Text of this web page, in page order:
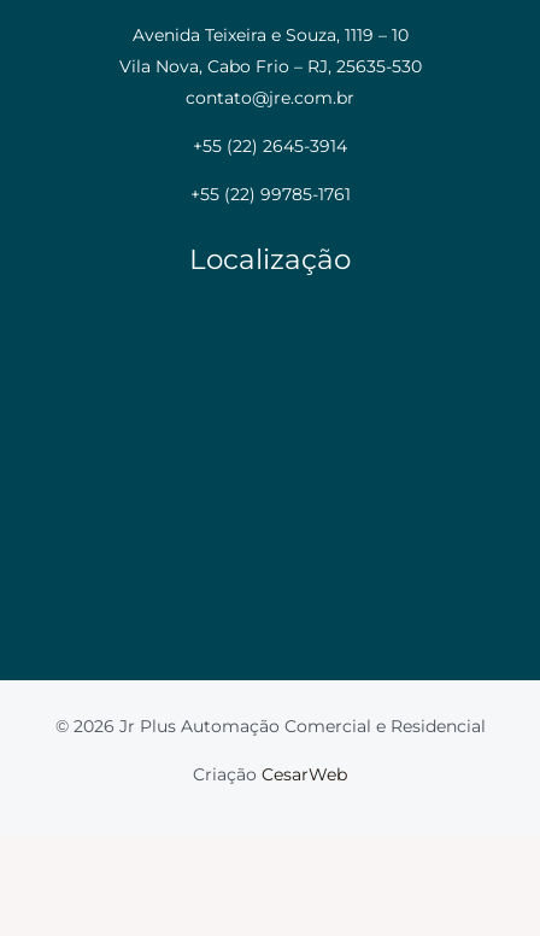
Não aceito
Aceito
Avenida Teixeira e Souza, 1119 – 10
Vila Nova, Cabo Frio – RJ, 25635-530
contato@jre.com.br
+55 (22) 2645-3914
+55 (22) 99785-1761
Localização
© 2026 Jr Plus Automação Comercial e Residencial
Criação CesarWeb